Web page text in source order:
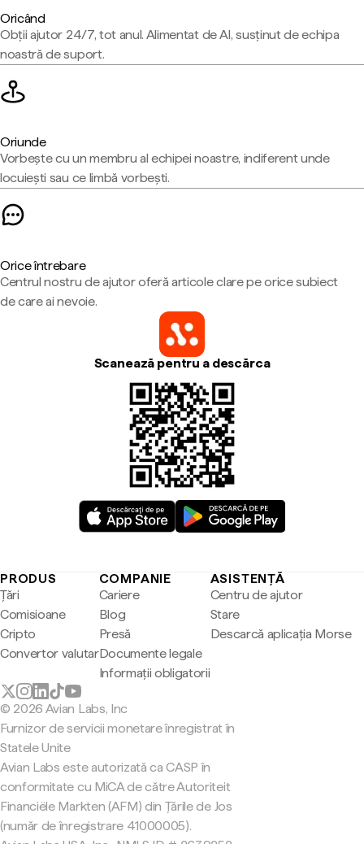
Oricând
Obții ajutor 24/7, tot anul. Alimentat de AI, susținut de echipa
noastră de suport.
Oriunde
Vorbește cu un membru al echipei noastre, indiferent unde
locuiești sau ce limbă vorbești.
Orice întrebare
Centrul nostru de ajutor oferă articole clare pe orice subiect
de care ai nevoie.
Scanează pentru a descărca
PRODUS
Țări
Comisioane
Cripto
Convertor valutar
COMPANIE
Cariere
Blog
Presă
Documente legale
Informații obligatorii
ASISTENȚĂ
Centru de ajutor
Stare
Descarcă aplicația Morse
© 2026 Avian Labs, Inc
Furnizor de servicii monetare înregistrat în
Statele Unite
Avian Labs este autorizată ca CASP în
conformitate cu MiCA de către Autoriteit
Financiële Markten (AFM) din Țările de Jos
(număr de înregistrare 41000005).